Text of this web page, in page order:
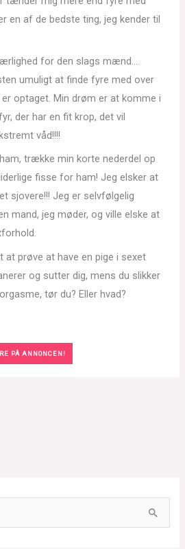
en af de bedste ting, jeg kender til
for den slags mænd….
umuligt at finde fyre med over
optaget. Min drøm er at komme i
der har en fit krop, det vil
våd!!!!
trække min korte nederdel op
fisse for ham! Jeg elsker at
sjovere!!! Jeg er selvfølgelig
mand, jeg møder, og ville elske at
at prøve at have en pige i sexet
og sutter dig, mens du slikker
tør du? Eller hvad?
PÅ ANNONCEN!